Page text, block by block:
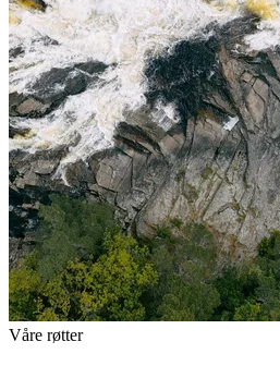
Våre røtter